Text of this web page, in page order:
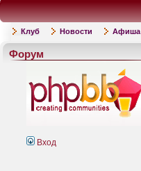
Клуб Новости Афиша
Форум
Вход